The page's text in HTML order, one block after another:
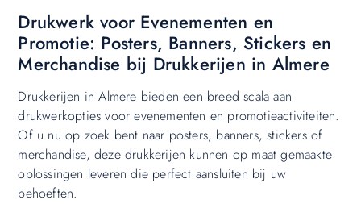
Drukwerk voor Evenementen en
Promotie: Posters, Banners, Stickers en
Merchandise bij Drukkerijen in Almere
Drukkerijen in Almere bieden een breed scala aan
drukwerkopties voor evenementen en promotieactiviteiten.
Of u nu op zoek bent naar posters, banners, stickers of
merchandise, deze drukkerijen kunnen op maat gemaakte
oplossingen leveren die perfect aansluiten bij uw
behoeften.